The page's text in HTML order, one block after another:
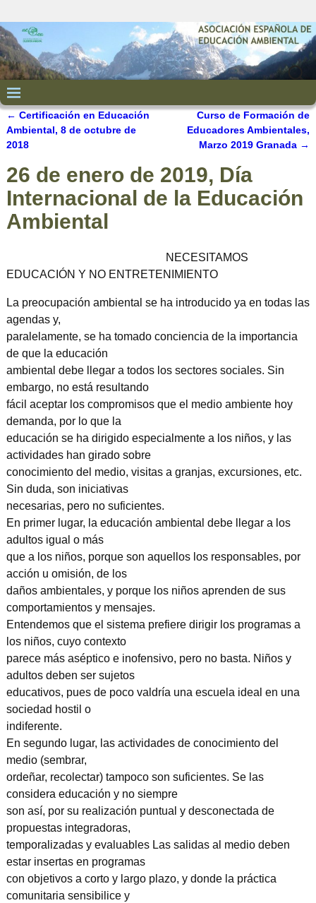
Navegación de entradas
← Certificación en Educación
Ambiental, 8 de octubre de
2018
Curso de Formación de
Educadores Ambientales,
Marzo 2019 Granada →
26 de enero de 2019, Día
Internacional de la Educación
Ambiental
NECESITAMOS
EDUCACIÓN Y NO ENTRETENIMIENTO
La preocupación ambiental se ha introducido ya en todas las
agendas y,
paralelamente, se ha tomado conciencia de la importancia
de que la educación
ambiental debe llegar a todos los sectores sociales. Sin
embargo, no está resultando
fácil aceptar los compromisos que el medio ambiente hoy
demanda, por lo que la
educación se ha dirigido especialmente a los niños, y las
actividades han girado sobre
conocimiento del medio, visitas a granjas, excursiones, etc.
Sin duda, son iniciativas
necesarias, pero no suficientes.
En primer lugar, la educación ambiental debe llegar a los
adultos igual o más
que a los niños, porque son aquellos los responsables, por
acción u omisión, de los
daños ambientales, y porque los niños aprenden de sus
comportamientos y mensajes.
Entendemos que el sistema prefiere dirigir los programas a
los niños, cuyo contexto
parece más aséptico e inofensivo, pero no basta. Niños y
adultos deben ser sujetos
educativos, pues de poco valdría una escuela ideal en una
sociedad hostil o
indiferente.
En segundo lugar, las actividades de conocimiento del
medio (sembrar,
ordeñar, recolectar) tampoco son suficientes. Se las
considera educación y no siempre
son así, por su realización puntual y desconectada de
propuestas integradoras,
temporalizadas y evaluables Las salidas al medio deben
estar insertas en programas
con objetivos a corto y largo plazo, y donde la práctica
comunitaria sensibilice y